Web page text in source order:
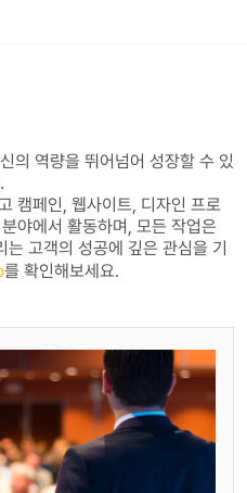
의 역량을 뛰어넘어 성장할 수 있
캠페인, 웹사이트, 디자인 프로
야에서 활동하며, 모든 작업은
고객의 성공에 깊은 관심을 기
를 확인해보세요.